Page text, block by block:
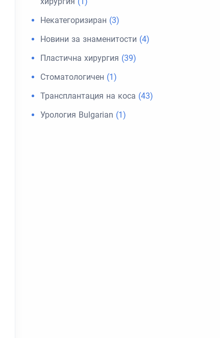
Некатегоризиран (3)
Новини за знаменитости (4)
Пластична хирургия (39)
Стоматологичен (1)
Трансплантация на коса (43)
Урология Bulgarian (1)